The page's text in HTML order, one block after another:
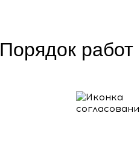
Порядок работ